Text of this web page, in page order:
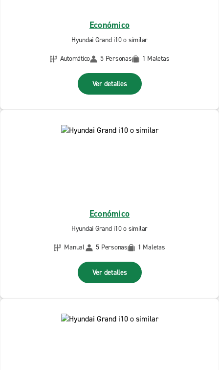
Económico
Hyundai Grand i10 o similar
Automático
5 Personas 1 Maletas
Ver detalles
Económico
Hyundai Grand i10 o similar
Manual
5 Personas 1 Maletas
Ver detalles